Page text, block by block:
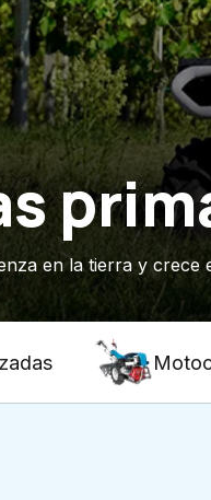
en la tierra y crece